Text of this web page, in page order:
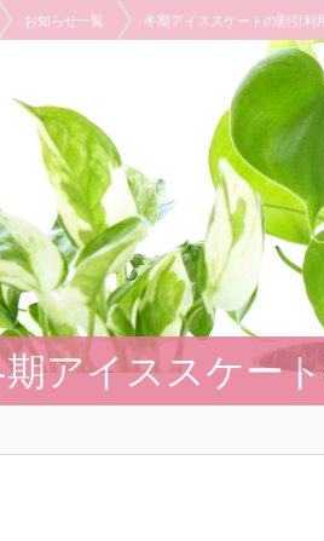
お知らせ一覧 冬期アイススケートの割引利
アイススケー